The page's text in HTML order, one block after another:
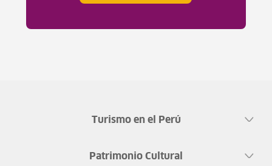
Turismo en el Perú
Patrimonio Cultural